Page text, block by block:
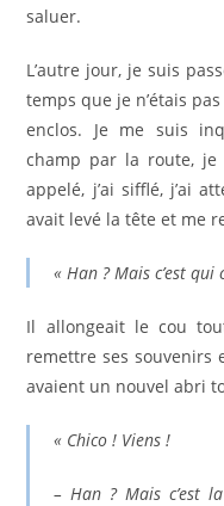
saluer.
L’autre jour, je suis
temps que je n’étais
enclos. Je me suis
champ par la route, je
appelé, j’ai sifflé, j’ai
avait levé la tête et me
« Han ? Mais c’est qui
Il allongeait le cou
remettre ses souvenirs
avaient un nouvel abri
« Chico ! Viens !
– Han ? Mais c’est